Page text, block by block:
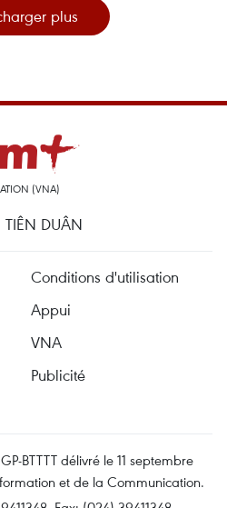
plus
(VNA)
DUÂN
Conditions d'utilisation
Appui
VNA
Publicité
BTTTT délivré le 11 septembre
et de la Communication.